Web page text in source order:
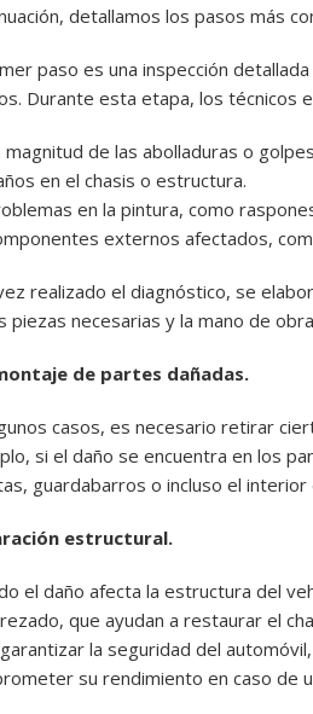
detallamos los pasos más
paso es una inspección
Durante esta etapa, los técnicos
magnitud de las abolladuras o
en el chasis o estructura.
en la pintura, como
externos afectados,
realizado el diagnóstico, se
piezas necesarias y la mano de
de partes dañadas.
casos, es necesario retirar
si el daño se encuentra en los
guardabarros o incluso el
estructural.
el daño afecta la estructura del
que ayudan a restaurar el
la seguridad del
su rendimiento en caso de